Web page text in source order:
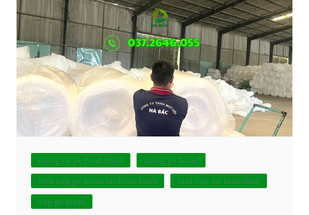
màng co pe Bình Định
màng pe foam
Mút xốp pe foam tại Bình Định
mút xốp tại bình định
xop pe foam